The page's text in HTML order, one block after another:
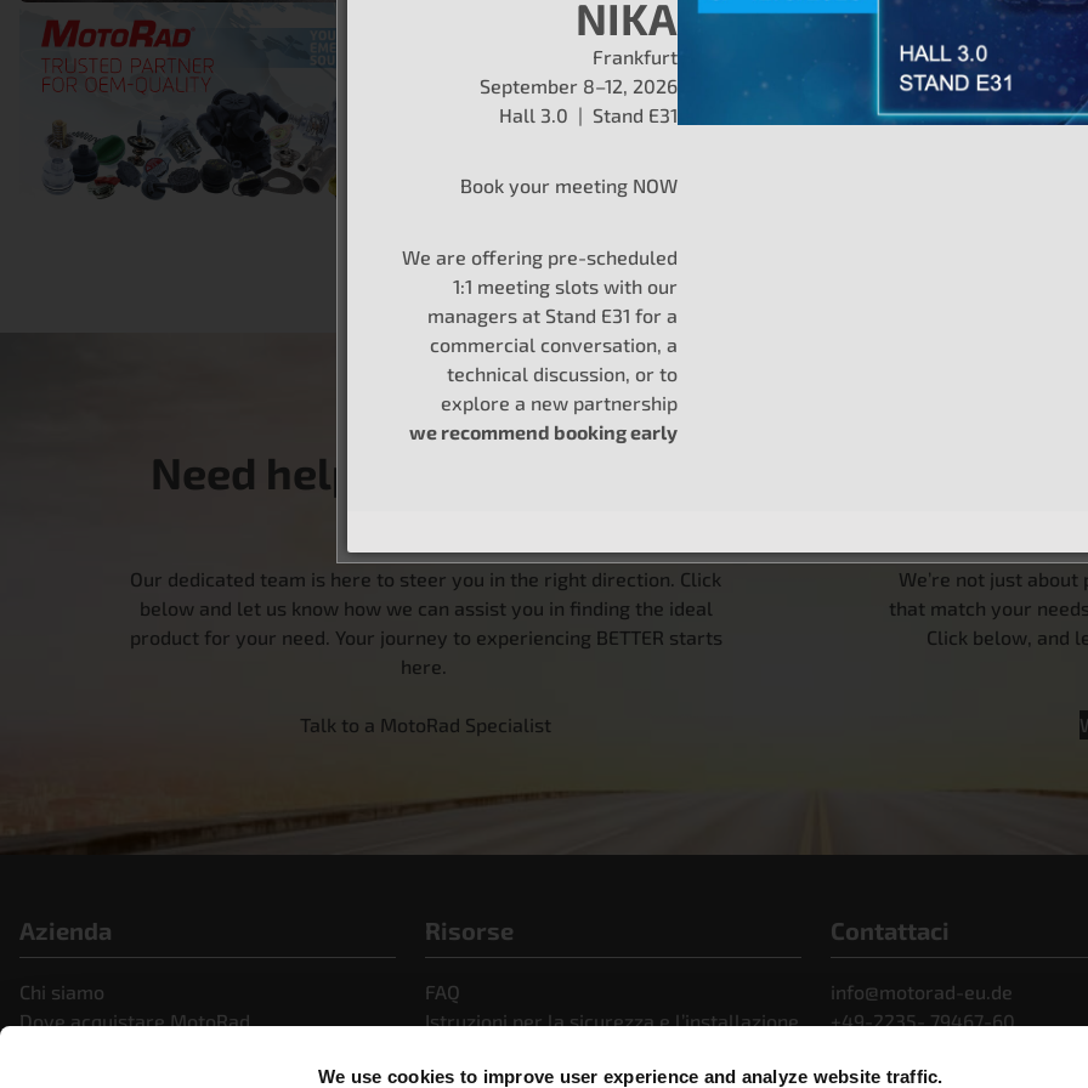
We use cookies to improve user experience and analyze website traffic.
IN EVIDENZA, NOTIZIE E COMUNICATI STAMPA, SENZA CATEGORIA, VIDEO
Fiducia ingegneristica nell’aftermarket |
MotoRad
Nell’industria automobilistica di oggi, la fiducia nell’aftermarket significa
LEGGI DI PIÙ
Need help finding the right
Our dedicated team is here to steer you in the right direction. Click
below and let us know how we can assist you in finding the ideal
product for your need. Your journey to experiencing BETTER starts
here.
Talk to a MotoRad Specialist
We’re not just
that match your
Click below, and
Azienda
Chi siamo
Dove acquistare MotoRad
Risorse
FAQ
Istruzioni per la sicurezza e l’installazione
Video
Contattaci
info@motorad-eu.de
+49-2235- 79467-60
NIKA
Frankfurt
September 8–12, 2026
Hall 3.0 | Stand E31
Book your meeting NOW
We are offering pre-scheduled
1:1 meeting slots with our
managers at Stand E31 for a
commercial conversation, a
technical discussion, or to
explore a new partnership
we recommend booking early